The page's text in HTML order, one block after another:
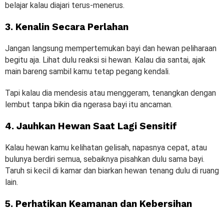
belajar kalau diajari terus-menerus.
3. Kenalin Secara Perlahan
Jangan langsung mempertemukan bayi dan hewan peliharaan
begitu aja. Lihat dulu reaksi si hewan. Kalau dia santai, ajak
main bareng sambil kamu tetap pegang kendali.
Tapi kalau dia mendesis atau menggeram, tenangkan dengan
lembut tanpa bikin dia ngerasa bayi itu ancaman.
4. Jauhkan Hewan Saat Lagi Sensitif
Kalau hewan kamu kelihatan gelisah, napasnya cepat, atau
bulunya berdiri semua, sebaiknya pisahkan dulu sama bayi.
Taruh si kecil di kamar dan biarkan hewan tenang dulu di ruang
lain.
5. Perhatikan Keamanan dan Kebersihan